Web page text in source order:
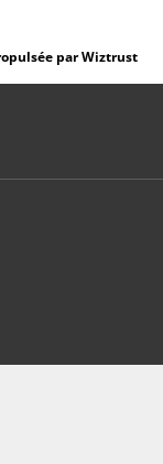
par Wiztrust